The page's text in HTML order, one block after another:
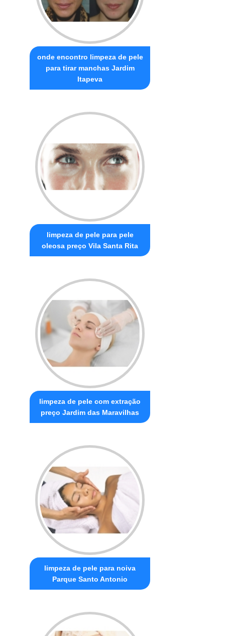
onde encontro limpeza de pele
para tirar manchas Jardim
Itapeva
limpeza de pele para pele
oleosa preço Vila Santa Rita
limpeza de pele com extração
preço Jardim das Maravilhas
limpeza de pele para noiva
Parque Santo Antonio